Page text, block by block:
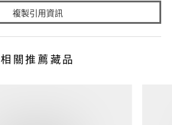
複製引用資訊
相關推薦藏品